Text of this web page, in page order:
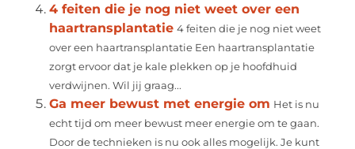
4 feiten die je nog niet weet over een
haartransplantatie 4 feiten die je nog niet weet
over een haartransplantatie Een haartransplantatie
zorgt ervoor dat je kale plekken op je hoofdhuid
verdwijnen. Wil jij graag...
Ga meer bewust met energie om Het is nu
echt tijd om meer bewust meer energie om te gaan.
Door de technieken is nu ook alles mogelijk. Je kunt